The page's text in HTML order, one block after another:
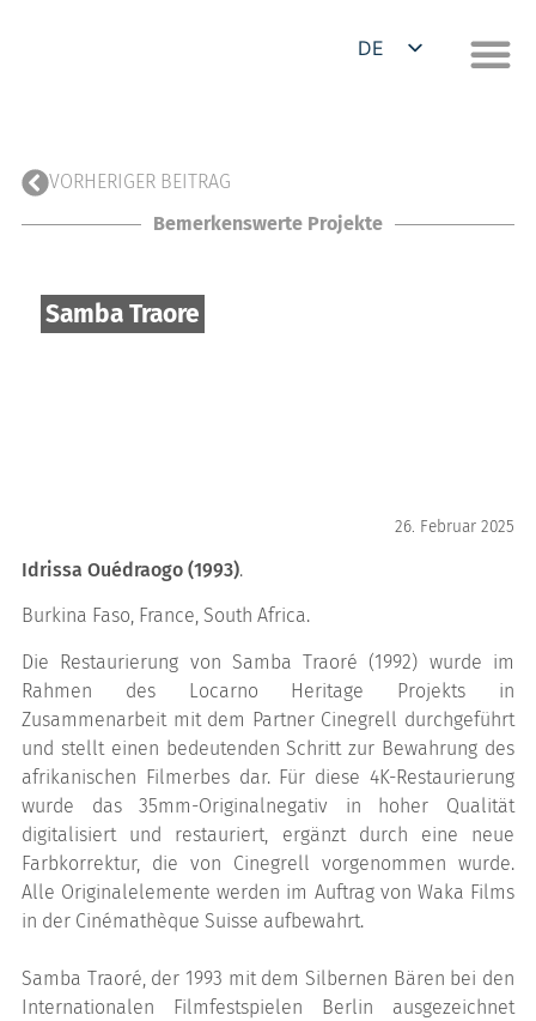
DE
VORHERIGER BEITRAG
Bemerkenswerte Projekte
Samba Traore
26. Februar 2025
Idrissa Ouédraogo (1993).
Burkina Faso, France, South Africa.
Die Restaurierung von Samba Traoré (1992) wurde im
Rahmen des Locarno Heritage Projekts in
Zusammenarbeit mit dem Partner Cinegrell durchgeführt
und stellt einen bedeutenden Schritt zur Bewahrung des
afrikanischen Filmerbes dar. Für diese 4K-Restaurierung
wurde das 35mm-Originalnegativ in hoher Qualität
digitalisiert und restauriert, ergänzt durch eine neue
Farbkorrektur, die von Cinegrell vorgenommen wurde.
Alle Originalelemente werden im Auftrag von Waka Films
in der Cinémathèque Suisse aufbewahrt.
Samba Traoré, der 1993 mit dem Silbernen Bären bei den
Internationalen Filmfestspielen Berlin ausgezeichnet